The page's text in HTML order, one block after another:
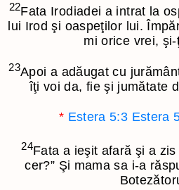
22Fata Irodiadei a intrat la
lui Irod şi oaspeţilor lui.
mi orice vrei, şi-
23Apoi a adăugat cu
îţi voi da, fie şi jumătate
* Estera 5:3 Estera
24Fata a ieşit afară şi a
cer?” Şi mama sa i-a